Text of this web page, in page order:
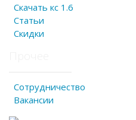
Скачать кс 1.6
Статьи
Скидки
Сотрудничество
Вакансии